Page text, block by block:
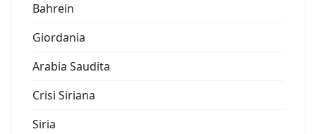
Bahrein
Giordania
Arabia Saudita
Crisi Siriana
Siria